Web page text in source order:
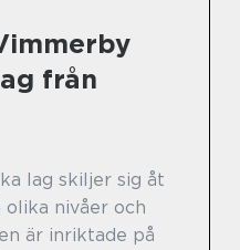
från
lag skiljer sig åt
nivåer och
är inriktade på